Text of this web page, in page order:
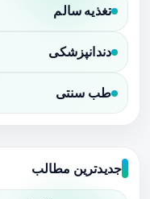
تغذیه سالم
دندانپزشکی
طب سنتی
جدیدترین مطالب